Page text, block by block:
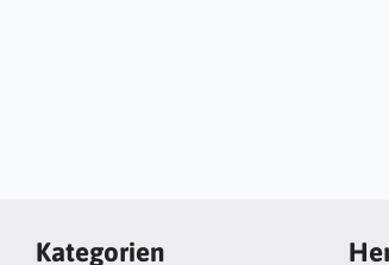
Kategorien